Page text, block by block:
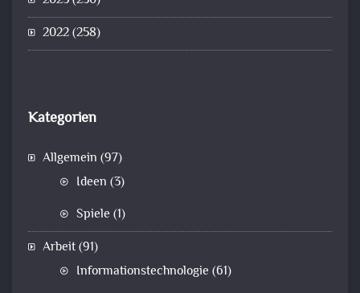
2022(258)
Kategorien
Allgemein (97)
Ideen (3)
Spiele (1)
Arbeit(91)
Informationstechnologie (61)